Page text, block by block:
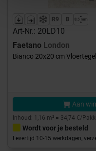
Art-Nr.: 20LD10
Faetano London
Bianco 20x20 cm
Aan
Inhoud: 1,16 m² = 34,74 €/
Wordt voor je besteld
Levertijd 10-15 werkdagen,